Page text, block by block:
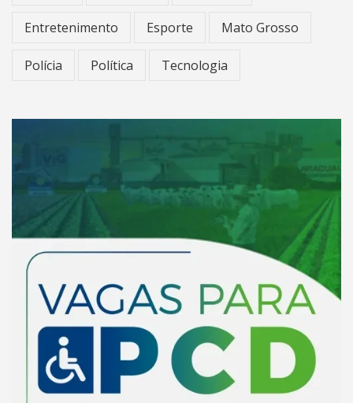
Entretenimento Esporte Mato Grosso
Polícia Política Tecnologia